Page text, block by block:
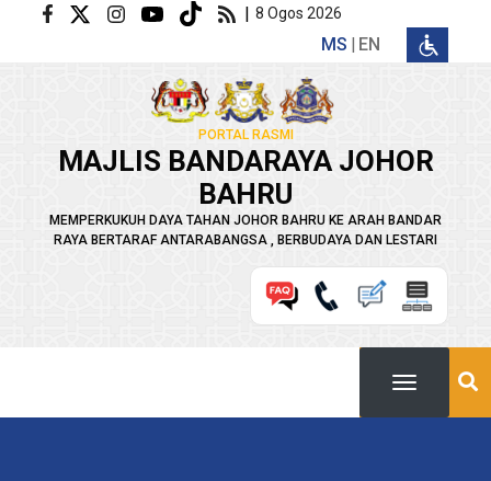
Langkau ke kandungan utama | 8 Ogos 2026
MS EN
PORTAL RASMI
MAJLIS BANDARAYA JOHOR
BAHRU
MEMPERKUKUH DAYA TAHAN JOHOR BAHRU KE ARAH BANDAR
RAYA BERTARAF ANTARABANGSA , BERBUDAYA DAN LESTARI